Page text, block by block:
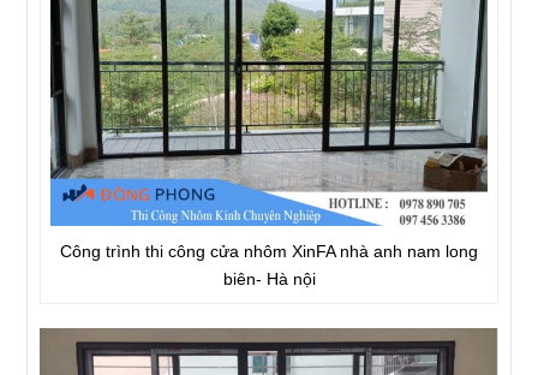
Công trình thi công cửa nhôm XinFA nhà anh nam long
biên- Hà nội